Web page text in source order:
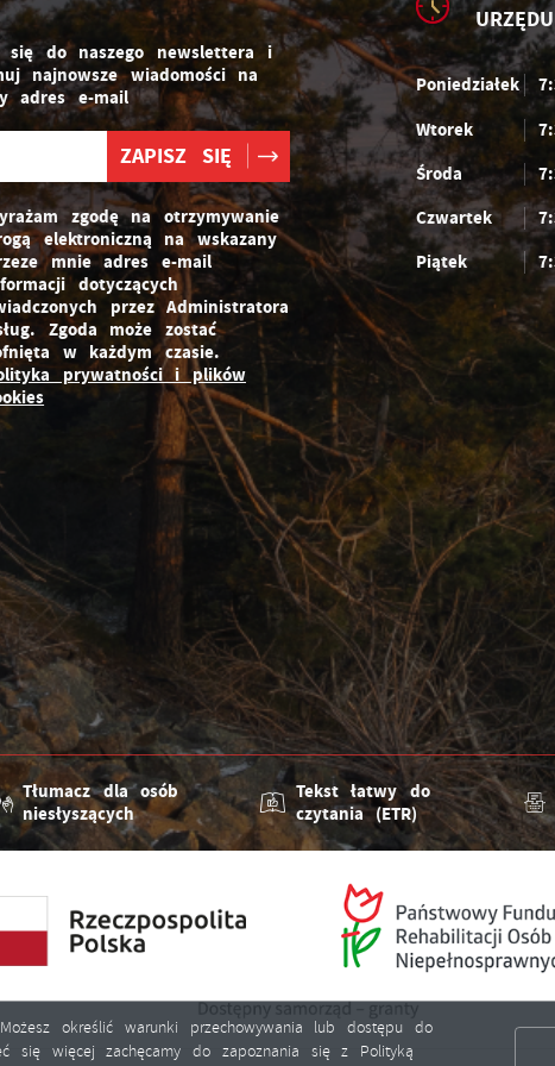
się do naszego newslettera i
najnowsze wiadomości na
adres e-mail
zgodę na otrzymywanie
elektroniczną na wskazany
mnie adres e-mail
dotyczących
przez Administratora
Zgoda może zostać
w każdym czasie.
prywatności i plików
URZĘDU
Poniedziałek
Wtorek
Środa
Czwartek
Piątek
Tłumacz dla osób
niesłyszących
Tekst łatwy do
czytania (ETR)
określić warunki przechowywania lub dostępu do
się więcej zachęcamy do zapoznania się z Polityką